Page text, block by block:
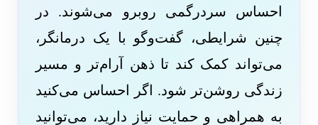
احساس سردرگمی روبرو می‌شوند. در
چنین شرایطی، گفت‌وگو با یک درمانگر،
می‌تواند کمک کند تا ذهن آرام‌تر و مسیر
زندگی روشن‌تر شود. اگر احساس می‌کنید
به همراهی و حمایت نیاز دارید، می‌توانید